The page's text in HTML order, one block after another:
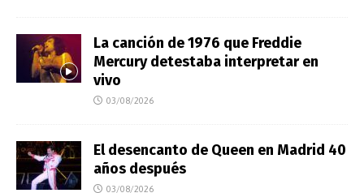
La canción de 1976 que Freddie
Mercury detestaba interpretar en
vivo
03/08/2026
El desencanto de Queen en Madrid 40
años después
03/08/2026